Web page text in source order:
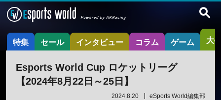
特集 セール インタビュー コラム ゲーム 大
Esports World Cup ロケットリーグ
【2024年8月22日～25日】
2024.8.20 eSports World編集部